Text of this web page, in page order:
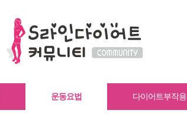
운동요법 다이어트부작용